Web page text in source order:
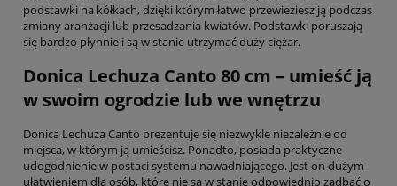
podstawki na kółkach, dzięki którym łatwo przewieziesz ją podczas
zmiany aranżacji lub przesadzania kwiatów. Podstawki poruszają
się bardzo płynnie i są w stanie utrzymać duży ciężar.
Donica Lechuza Canto 80 cm – umieść ją
w swoim ogrodzie lub we wnętrzu
Donica Lechuza Canto prezentuje się niezwykle niezależnie od
miejsca, w którym ją umieścisz. Ponadto, posiada praktyczne
udogodnienie w postaci systemu nawadniającego. Jest on dużym
ułatwieniem dla osób, które nie są w stanie odpowiednio zadbać o